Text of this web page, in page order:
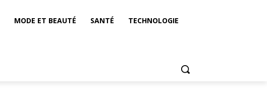
MODE ET BEAUTÉ SANTÉ TECHNOLOGIE